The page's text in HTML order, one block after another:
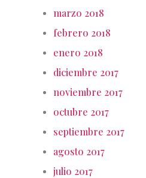
marzo 2018
febrero 2018
enero 2018
diciembre 2017
noviembre 2017
octubre 2017
septiembre 2017
agosto 2017
julio 2017